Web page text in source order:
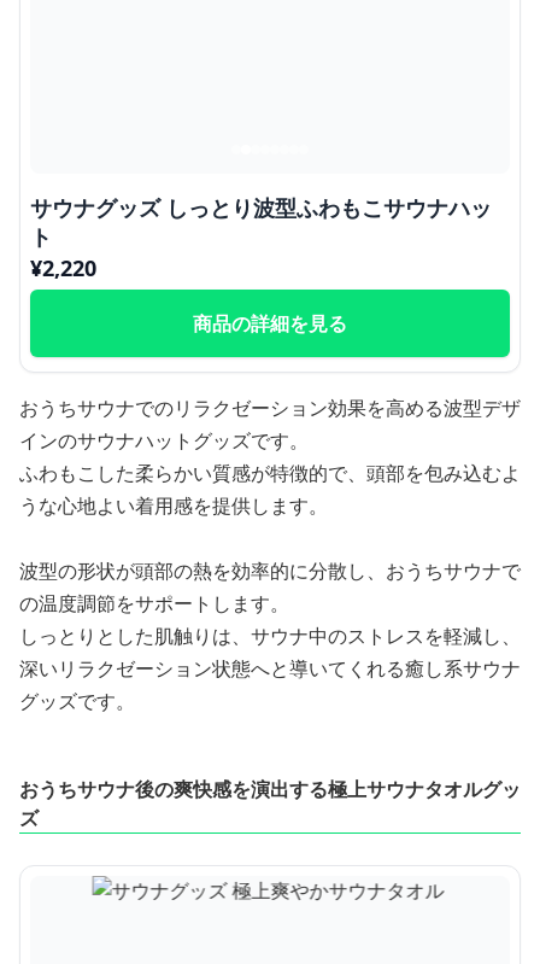
サウナグッズ しっとり波型ふわもこサウナハッ
ト
¥2,220
商品の詳細を見る
おうちサウナでのリラクゼーション効果を高める波型デザ
インのサウナハットグッズです。
ふわもこした柔らかい質感が特徴的で、頭部を包み込むよ
うな心地よい着用感を提供します。
波型の形状が頭部の熱を効率的に分散し、おうちサウナで
の温度調節をサポートします。
しっとりとした肌触りは、サウナ中のストレスを軽減し、
深いリラクゼーション状態へと導いてくれる癒し系サウナ
グッズです。
おうちサウナ後の爽快感を演出する極上サウナタオルグッ
ズ